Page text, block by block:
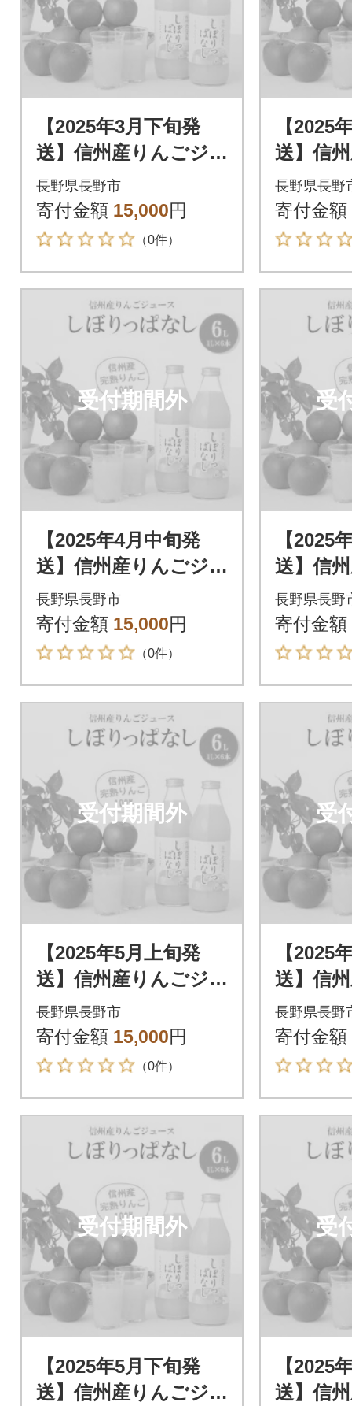
【2025年3月下旬発
送】信州産りんごジ
ュース しぼりっぱ
なし 1,000ml×6本
長野県長野市
寄付金額 15,000円
（0件）
【2025
送】信
ュース
なし
長野県長野
寄付金額
受付期間外
【2025年4月中旬発
送】信州産りんごジ
ュース しぼりっぱ
なし 1,000ml×6本
長野県長野市
寄付金額 15,000円
（0件）
受
【2025
送】信
ュース
なし
長野県長野
寄付金額
受付期間外
【2025年5月上旬発
送】信州産りんごジ
ュース しぼりっぱ
なし 1,000ml×6本
長野県長野市
寄付金額 15,000円
（0件）
受
【2025
送】信
ュース
なし
長野県長野
寄付金額
受付期間外
【2025年5月下旬発
送】信州産りんごジ
受
【2025
送】信